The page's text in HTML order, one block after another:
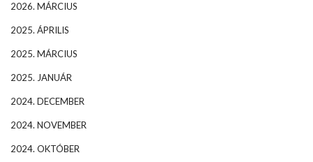
2026. MÁRCIUS
2025. ÁPRILIS
2025. MÁRCIUS
2025. JANUÁR
2024. DECEMBER
2024. NOVEMBER
2024. OKTÓBER